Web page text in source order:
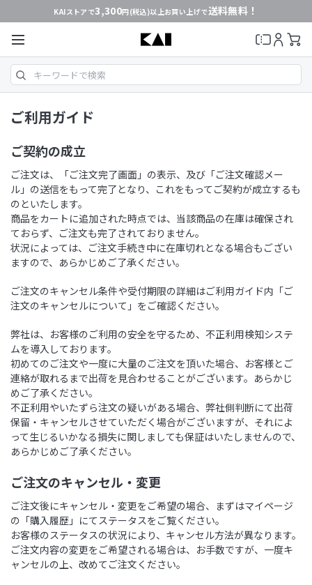
KAIストアで3,300円(税込)以上お買い上げで送料無料！
ご利用ガイド
ご契約の成立
ご注文は、「ご注文完了画面」の表示、及び「ご注文確認メー
ル」の送信をもって完了となり、これをもってご契約が成立するも
のといたします。
商品をカートに追加された時点では、当該商品の在庫は確保され
ておらず、ご注文も完了されておりません。
状況によっては、ご注文手続き中に在庫切れとなる場合もござい
ますので、あらかじめご了承ください。
ご注文のキャンセル条件や受付期限の詳細はご利用ガイド内「ご
注文のキャンセルについて」をご確認ください。
弊社は、お客様のご利用の安全を守るため、不正利用検知システ
ムを導入しております。
初めてのご注文や一度に大量のご注文を頂いた場合、お客様とご
連絡が取れるまで出荷を見合わせることがございます。あらかじ
めご了承ください。
不正利用やいたずら注文の疑いがある場合、弊社側判断にて出荷
保留・キャンセルさせていただく場合がございますが、それによ
って生じるいかなる損失に関しましても保証はいたしませんので、
あらかじめご了承ください。
ご注文のキャンセル・変更
ご注文後にキャンセル・変更をご希望の場合、まずはマイページ
の「購入履歴」にてステータスをご覧ください。
お客様のステータスの状況により、キャンセル方法が異なります。
ご注文内容の変更をご希望される場合は、お手数ですが、一度キ
ャンセルの上、改めてご注文ください。